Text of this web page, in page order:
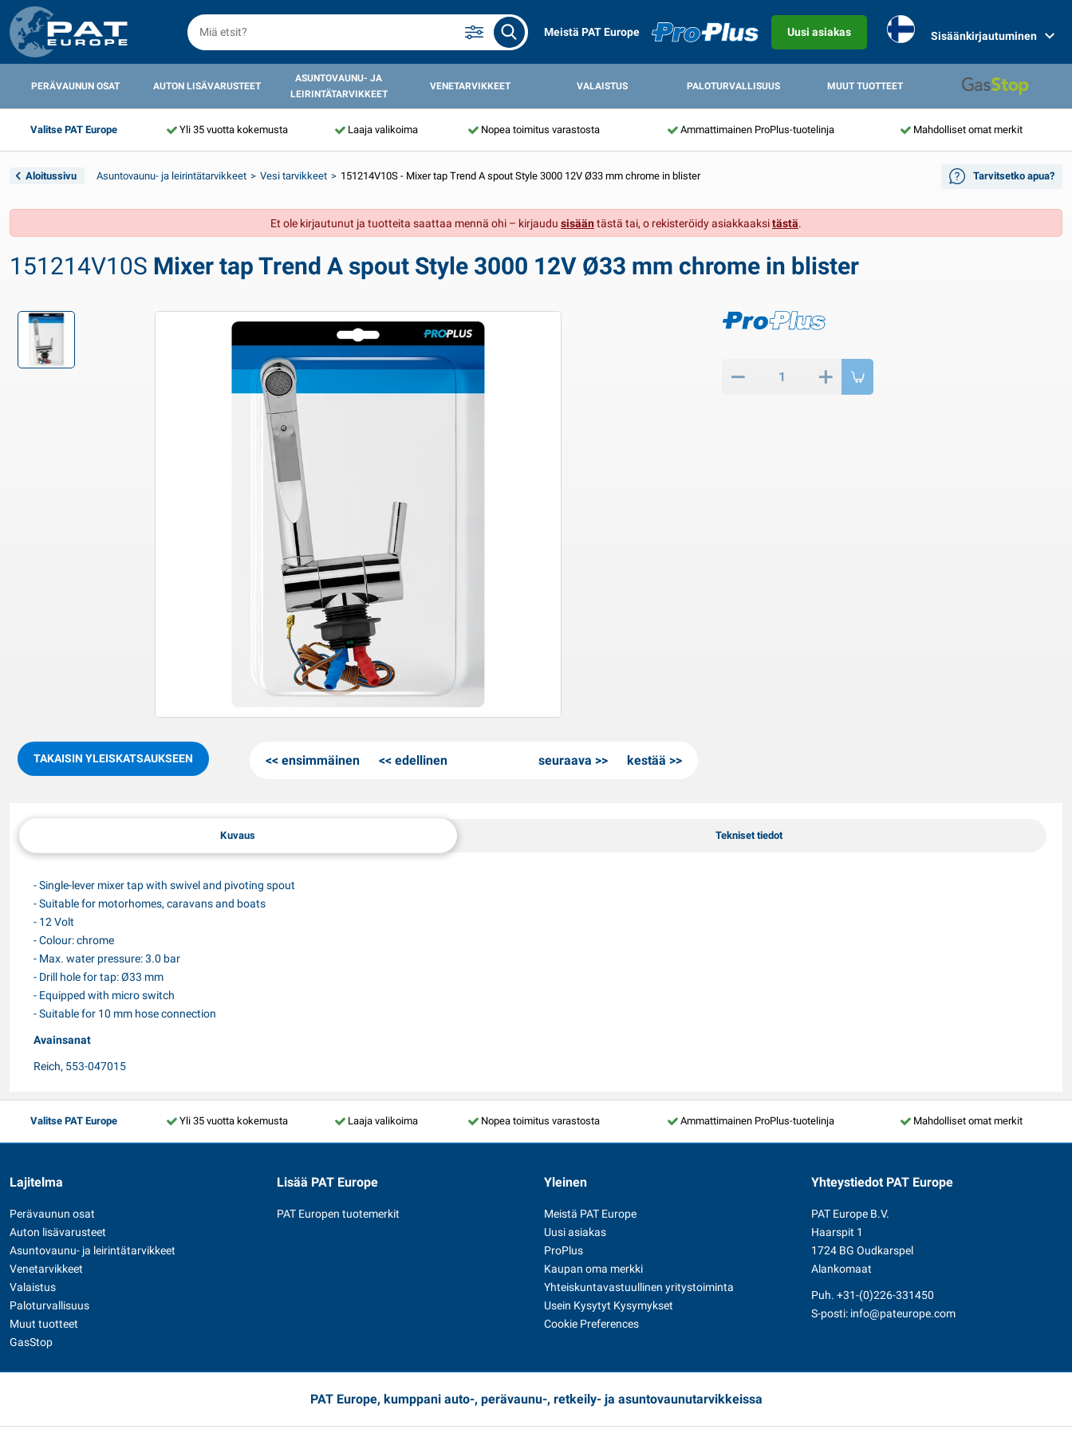
Meistä PAT Europe Uusi asiakas Sisäänkirjautuminen
PERÄVAUNUN OSAT AUTON LISÄVARUSTEET
ASUNTOVAUNU- JA
LEIRINTÄTARVIKKEET
VENETARVIKKEET VALAISTUS PALOTURVALLISUUS MUUT TUOTTEET
Valitse PAT Europe Yli 35 vuotta kokemusta Laaja valikoima Nopea toimitus varastosta Ammattimainen ProPlus-tuotelinja Mahdolliset omat merkit
Aloitussivu Asuntovaunu- ja leirintätarvikkeet Vesi tarvikkeet 151214V10S - Mixer tap Trend A spout Style 3000 12V Ø33 mm chrome in blister Tarvitsetko apua?
Et ole kirjautunut ja tuotteita saattaa mennä ohi – kirjaudu sisään tästä tai, o rekisteröidy asiakkaaksitästä.
151214V10S Mixer tap Trend A spout Style 3000 12V Ø33 mm chrome in blister
TAKAISIN YLEISKATSAUKSEEN ensimmäinen edellinen seuraava kestää
Kuvaus Tekniset tiedot
- Single-lever mixer tap with swivel and pivoting spout
- Suitable for motorhomes, caravans and boats
- 12 Volt
- Colour: chrome
- Max. water pressure: 3.0 bar
- Drill hole for tap: Ø33 mm
- Equipped with micro switch
- Suitable for 10 mm hose connection
Avainsanat
Reich, 553-047015
Valitse PAT Europe Yli 35 vuotta kokemusta Laaja valikoima Nopea toimitus varastosta Ammattimainen ProPlus-tuotelinja Mahdolliset omat merkit
Lajitelma
Perävaunun osat
Auton lisävarusteet
Asuntovaunu- ja leirintätarvikkeet
Venetarvikkeet
Valaistus
Paloturvallisuus
Muut tuotteet
GasStop
Lisää PAT Europe
PAT Europen tuotemerkit
Yleinen
Meistä PAT Europe
Uusi asiakas
ProPlus
Kaupan oma merkki
Yhteiskuntavastuullinen yritystoiminta
Usein Kysytyt Kysymykset
Cookie Preferences
YhteystiedotPAT Europe
PAT Europe B.V.
Haarspit 1
1724 BG Oudkarspel
Alankomaat
Puh. +31-(0)226-331450
S-posti: info@pateurope.com
PAT Europe, kumppani auto-, perävaunu-, retkeily- ja asuntovaunutarvikkeissa